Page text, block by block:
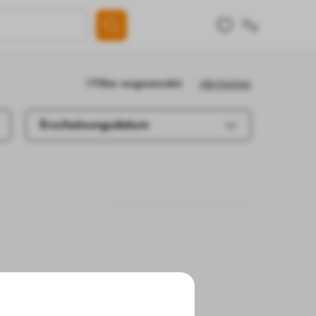
Alle löschen
1 Filter angewendet
Erscheinungsdatum